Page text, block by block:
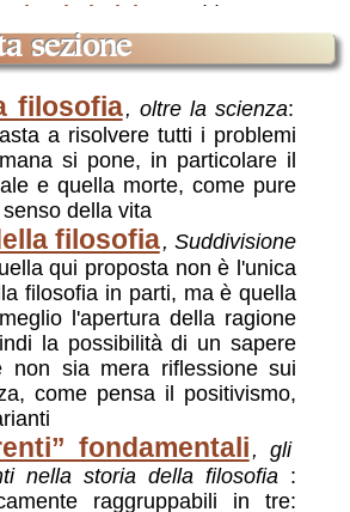
isteria,due fenomeni legati:
verte sui concetto di
quello (in qualche modo
di isteria. Va detto che
verrà qui inteso non
clinico, ma nel senso
In estrema sintesi la
sostenuta è che, se la
nel far finta di non sapere
che esiste, l’isteria
come un cane da
censura. Essa infatti è una
contro chi in qualche modo
ciò che si è
la istintivita?
bisogna
se si intende dire che uno
da gli istinti, sì, se si intende
a decidere tutto
sezione
filosofia, oltre la scienza:
a risolvere tutti i problemi
si pone, in particolare il
e quella morte, come pure
della vita
filosofia, Suddivisione
qui proposta non è l'unica
filosofia in parti, ma è quella
l'apertura della ragione
la possibilità di un sapere
non sia mera riflessione sui
come pensa il positivismo,
fondamentali , gli
nella storia della filosofia :
raggruppabili in tre: